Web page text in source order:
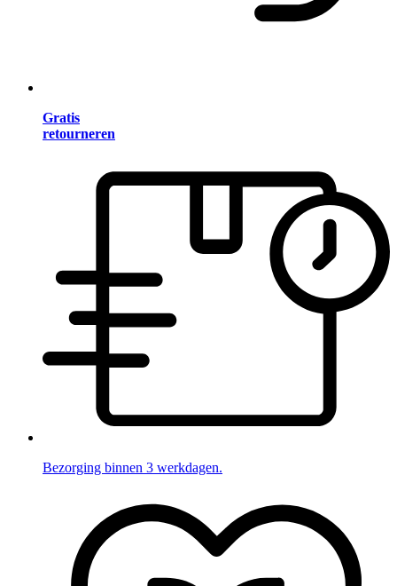
Gratis
retourneren
Bezorging binnen 3 werkdagen.